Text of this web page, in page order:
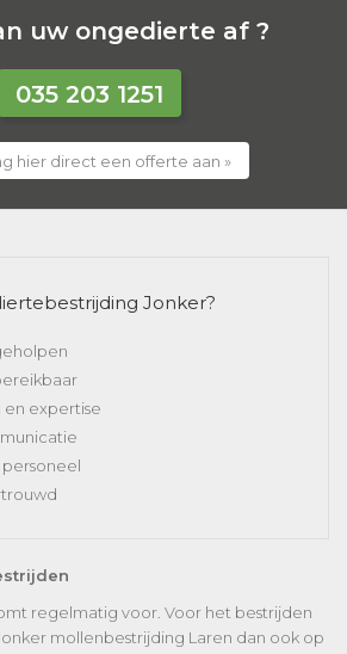
uw ongedierte af ?
035 203 1251
hier direct een offerte aan »
Jonker?
en expertise
regelmatig voor. Voor het bestrijden
mollenbestrijding Laren dan ook op